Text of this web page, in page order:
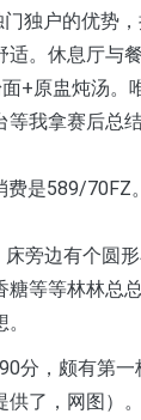
独户的优势
。休息厅与
+原盅炖汤。
我拿赛后总
是589/70FZ
旁边有个圆
等等林林总
分，颇有第
了，网图）。